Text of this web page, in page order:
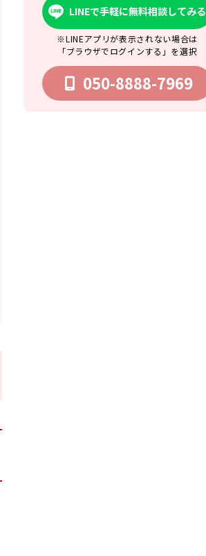
LINEで手軽に無料相談してみる
※LINEアプリが表示されない場合は
「ブラウザでログインする」を選択
050-8888-7969